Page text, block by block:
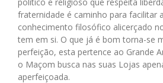
fraternidade é caminho para facilitar
conhecimento filosófico alicerçado
tem em si. O que já é bom torna-se
perfeição, esta pertence ao Grande
o Maçom busca nas suas Lojas
aperfeiçoada.